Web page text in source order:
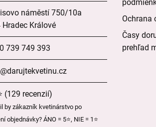
náměstí 750/10a
Hradec Králové
739 749 393
(129 recenzií)
by zákazník kvetinárstvo po
objednávky? ÁNO = 5⭐, NIE = 1⭐
Ochrana
Časy
prehľad